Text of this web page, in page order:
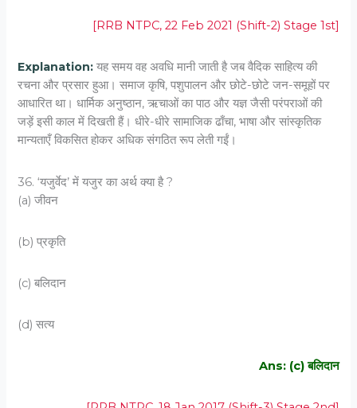
[RRB NTPC, 22 Feb 2021 (Shift-2) Stage 1st]
Explanation:यह समय वह अवधि मानी जाती है जब वैदिक साहित्य की
रचना और प्रसार हुआ। समाज कृषि, पशुपालन और छोटे-छोटे जन-समूहों पर
आधारित था। धार्मिक अनुष्ठान, ऋचाओं का पाठ और यज्ञ जैसी परंपराओं की
जड़ें इसी काल में दिखती हैं। धीरे-धीरे सामाजिक ढाँचा, भाषा और सांस्कृतिक
मान्यताएँ विकसित होकर अधिक संगठित रूप लेती गईं।
36. ‘यजुर्वेद’ में यजुर का अर्थ क्या है ?
(a) जीवन
(b) प्रकृति
(c) बलिदान
(d) सत्य
Ans: (c) बलिदान